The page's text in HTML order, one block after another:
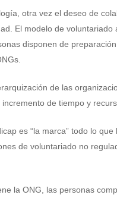
otra vez el deseo de
El modelo de
disponen de
de las
de tiempo y
es “la marca” todo lo
de voluntariado no
la ONG, las personas